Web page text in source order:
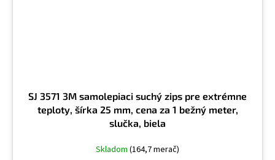
SJ 3571 3M samolepiaci suchý zips pre extrémne
teploty, šírka 25 mm, cena za 1 bežný meter,
slučka, biela
Skladom (164,7 merač)